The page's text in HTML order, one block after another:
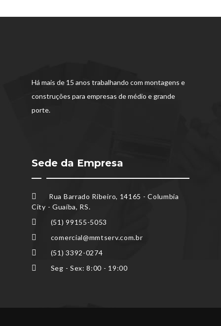
Há mais de 15 anos trabalhando com montagens e
construções para empresas de médio e grande
porte.
Sede da Empresa
Rua Barrado Ribeiro, 14165 - Columbia
City - Guaíba, RS.
(51) 99155-5053
comercial@mmtserv.com.br
(51) 3392-0274
Seg - Sex: 8:00 - 19:00